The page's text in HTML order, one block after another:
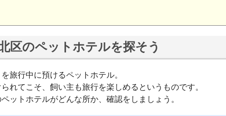
区のペットホテルを探そう
旅行中に預けるペットホテル。
れてこそ、飼い主も旅行を楽しめるというものです。
ットホテルがどんな所か、確認をしましょう。